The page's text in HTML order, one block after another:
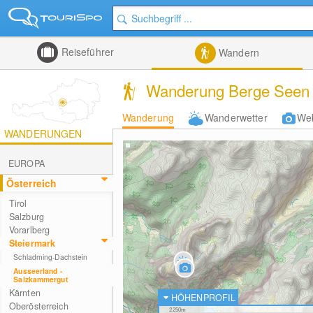
Reiseführer Wandern
Wanderung Berge
Wanderung Wanderwetter
WANDERUNGEN
EUROPA
Österreich
Tirol
Salzburg
Vorarlberg
Steiermark
Schladming-Dachstein
Ausseerland -
Salzkammergut
Kärnten
Oberösterreich
HÖHENPROFIL
2250m